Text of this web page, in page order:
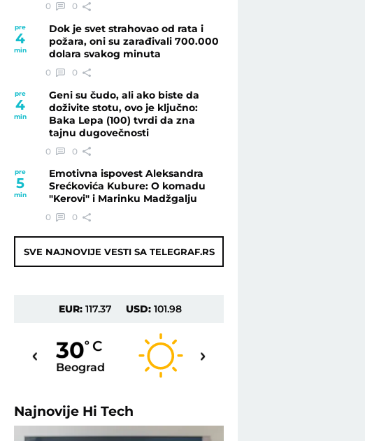
0 0
pre
4
min
Dok je svet strahovao od rata i
požara, oni su zarađivali 700.000
dolara svakog minuta
0 0
pre
4
min
Geni su čudo, ali ako biste da
doživite stotu, ovo je ključno:
Baka Lepa (100) tvrdi da zna
tajnu dugovečnosti
0 0
pre
5
min
Emotivna ispovest Aleksandra
Srećkovića Kubure: O komadu
"Kerovi" i Marinku Madžgalju
0 0
SVE NAJNOVIJE VESTI SA TELEGRAF.RS
EUR:117.37 USD: 101.98
30o C
Beograd
Najnovije Hi Tech